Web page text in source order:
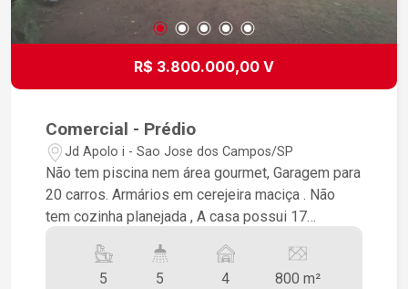
R$ 3.800.000,00 V
Comercial - Prédio
Jd Apolo i - Sao Jose dos Campos/SP
Não tem piscina nem área gourmet, Garagem para
20 carros. Armários em cerejeira maciça . Não
tem cozinha planejada , A casa possui 17
quadrados e 370 de área Construída.
5
5 4 800 m²